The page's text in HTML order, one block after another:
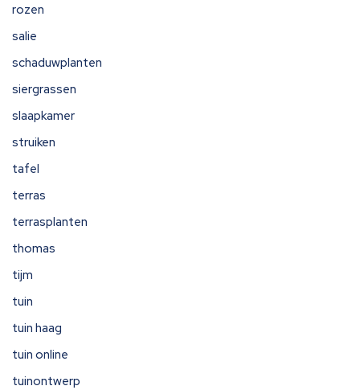
rozen
salie
schaduwplanten
siergrassen
slaapkamer
struiken
tafel
terras
terrasplanten
thomas
tijm
tuin
tuin haag
tuin online
tuinontwerp